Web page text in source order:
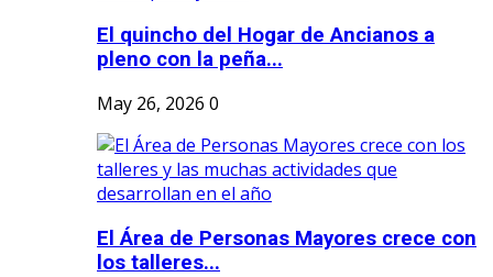
El quincho del Hogar de Ancianos a
pleno con la peña...
May 26, 2026 0
El Área de Personas Mayores crece con
los talleres...